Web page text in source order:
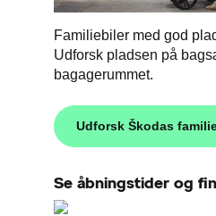
Familiebiler med god
Udforsk pladsen på
bagagerummet.
Udforsk Škodas
Se åbningstider og